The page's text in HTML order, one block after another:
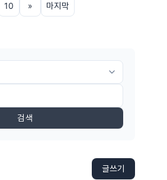
10 » 마지막
검색
글쓰기